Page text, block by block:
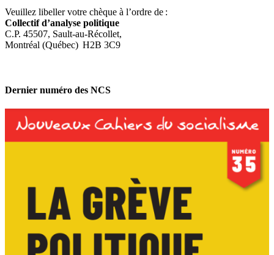
Veuillez libeller votre chèque à l’ordre de :
Collectif d’analyse politique
C.P. 45507, Sault-au-Récollet,
Montréal (Québec) H2B 3C9
Dernier numéro des NCS